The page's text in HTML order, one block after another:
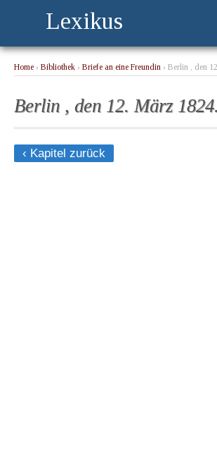
Lexikus
Home › Bibliothek › Briefe an eine Freundin › Berlin , den
Berlin , den 12. März
‹ Kapitel zurück